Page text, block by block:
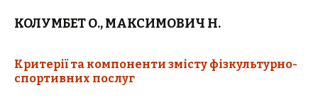
КОЛУМБЕТ О., МАКСИМОВИЧ Н.
Критерії та компоненти змісту фізкультурно-
спортивних послуг